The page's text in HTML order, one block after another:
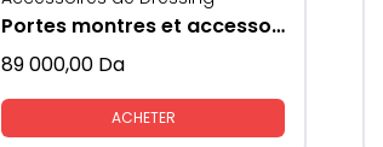
Portes montres et accessoires
89 000,00 Da
ACHETER